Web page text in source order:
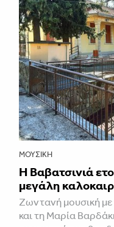
ΜΟΥΣΙΚΉ
Η Βαβατσινιά
μεγάλη
Ζωντανή μουσική
και τη Μαρία